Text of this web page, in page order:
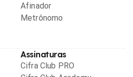
Afinador
Metrônomo
Assinaturas
Cifra Club PRO